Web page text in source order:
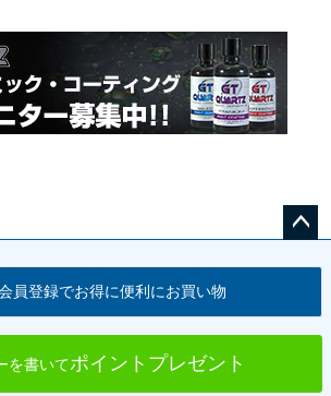
へ
員登録でお得に便利にお買い物
を書いてポイントプレゼント